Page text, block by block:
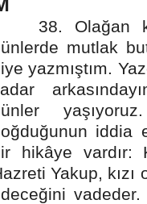
38. Olağan
mutlak
yazmıştım.
iddia
hikâye vardır:
Yakup,
vadeder.